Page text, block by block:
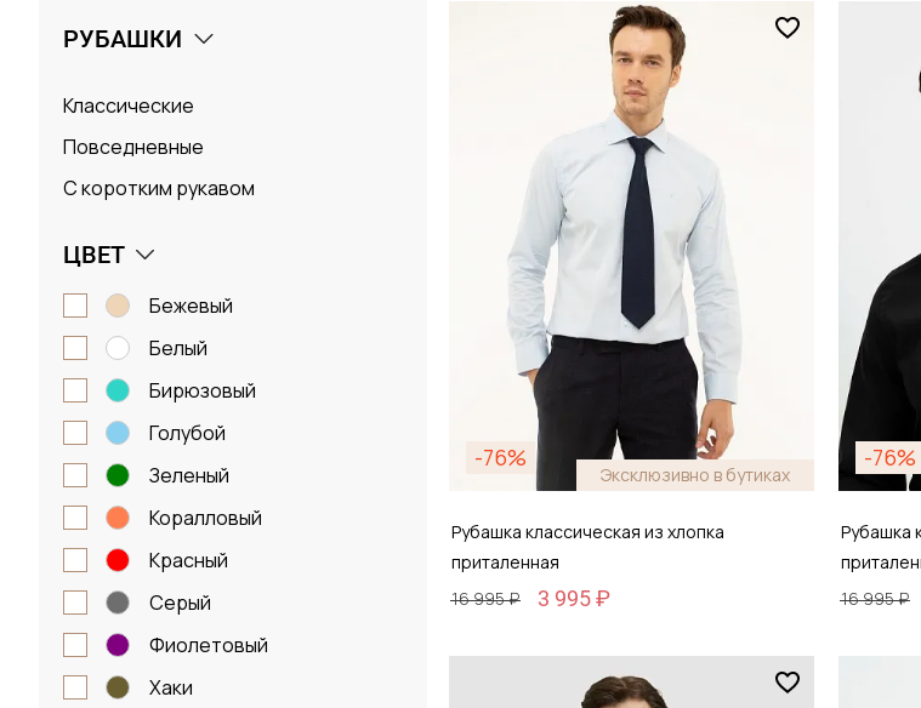
РУБАШКИ
Классические
Повседневные
С коротким рукавом
ЦВЕТ
бежевый
белый
бирюзовый
голубой
зеленый
коралловый
красный
серый
фиолетовый
хаки
-76%
Эксклюзивно в бутиках
Рубашка классическая из хлопка
приталенная
16 995 ₽
3 995 ₽
-76%
Рубашка
16 995 ₽